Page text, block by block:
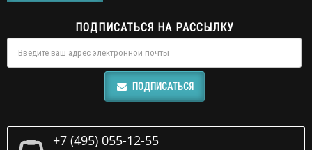
ПОДПИСАТЬСЯ НА РАССЫЛКУ
ПОДПИСАТЬСЯ
+7 (495) 055-12-55